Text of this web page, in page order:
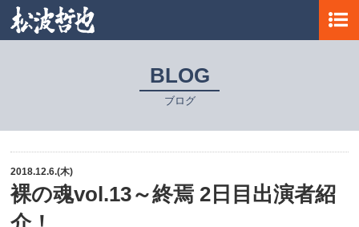
BLOG
ブログ
2018.12.6.(木)
裸の魂vol.13～終焉 2日目出演者紹